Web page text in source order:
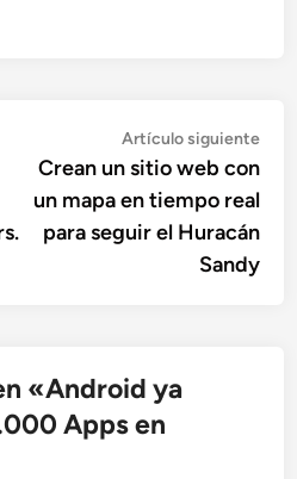
Artículo siguiente
Crean un sitio web con
un mapa en tiempo real
para seguir el Huracán
Sandy
«Android ya
Apps en